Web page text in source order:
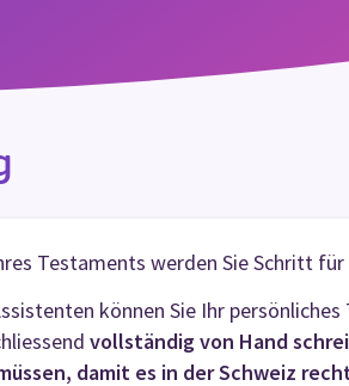
Testaments werden Sie Schritt
können Sie Ihr
vollständig von Hand
damit es in der Schweiz